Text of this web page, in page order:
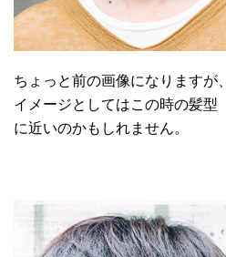
ちょっと前の画像になりますが、
イメージとしてはこの時の髪型
に近いのかもしれません。